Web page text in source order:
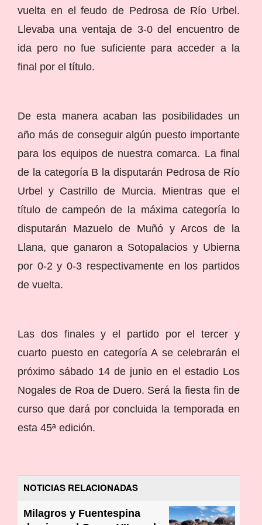
vuelta en el feudo de Pedrosa de Río Urbel.
Llevaba una ventaja de 3-0 del encuentro de
ida pero no fue suficiente para acceder a la
final por el título.
De esta manera acaban las posibilidades un
año más de conseguir algún puesto importante
para los equipos de nuestra comarca. La final
de la categoría B la disputarán Pedrosa de Río
Urbel y Castrillo de Murcia. Mientras que el
título de campeón de la máxima categoría lo
disputarán Mazuelo de Muñó y Arcos de la
Llana, que ganaron a Sotopalacios y Ubierna
por 0-2 y 0-3 respectivamente en los partidos
de vuelta.
Las dos finales y el partido por el tercer y
cuarto puesto en categoría A se celebrarán el
próximo sábado 14 de junio en el estadio Los
Nogales de Roa de Duero. Será la fiesta fin de
curso que dará por concluida la temporada en
esta 45ª edición.
NOTICIAS RELACIONADAS
Milagros y Fuentespina